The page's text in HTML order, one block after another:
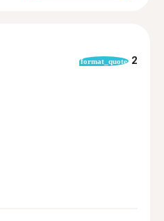
format_quote 2